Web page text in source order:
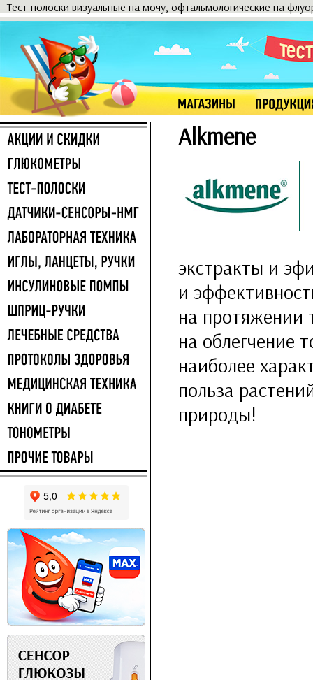
Тест-полоски визуальные на мочу, офтальмологические на
Alkmene
экстракты и
и
на протяжении
на облегчение
наиболее
польза
природы!